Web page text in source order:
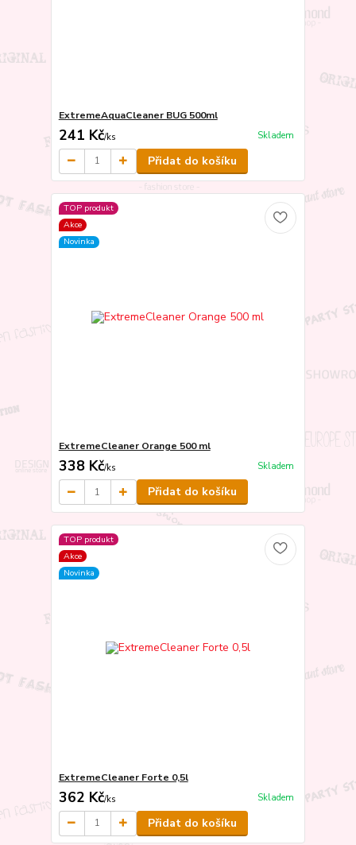
ExtremeAquaCleaner BUG 500ml
241 Kč/ks Skladem
Přidat do košíku
TOP produkt
Akce
Novinka
ExtremeCleaner Orange 500 ml
338 Kč/ks Skladem
Přidat do košíku
TOP produkt
Akce
Novinka
ExtremeCleaner Forte 0,5l
362 Kč/ks Skladem
Přidat do košíku